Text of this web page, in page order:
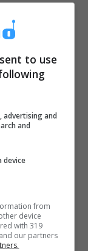
to use
advertising and
and
device
from
device
with 319
our partners